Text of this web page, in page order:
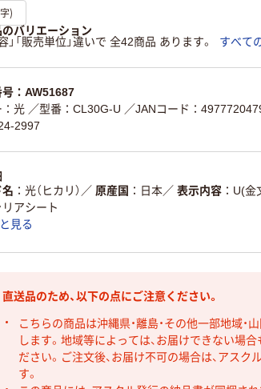
)
のバリエーション
」「販売単位」違いで 全42商品 あります。
すべて
号：AW51687
：光 ／型番：CL30G-U ／JANコード：
2997
光（ヒカリ） ／ 原産国 日本／ 表示内容 U(金
リアシート
見る
直送品のため、以下の点にご注意ください。
こちらの商品は沖縄県・離島・その他一部地域・
します。地域等によっては、お届けできない場
ださい。ご注文後、お届け不可の場合は、アスク
す。